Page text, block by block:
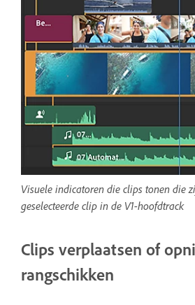
Visuele indicatoren die clips tonen die
geselecteerde clip in de V1-hoofdtrack
Clips verplaatsen of
rangschikken